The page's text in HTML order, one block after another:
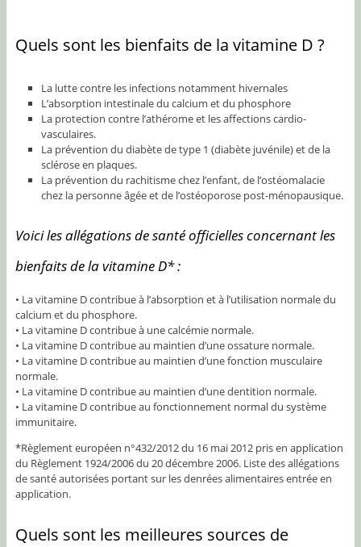
Quels sont les bienfaits de la vitamine D ?
La lutte contre les infections notamment hivernales
L’absorption intestinale du calcium et du phosphore
La protection contre l’athérome et les affections cardio-
vasculaires.
La prévention du diabète de type 1 (diabète juvénile) et de la
sclérose en plaques.
La prévention du rachitisme chez l’enfant, de l’ostéomalacie
chez la personne âgée et de l’ostéoporose post-ménopausique.
Voici les allégations de santé officielles concernant les
bienfaits de la vitamine D* :
• La vitamine D contribue à l’absorption et à l’utilisation normale du
calcium et du phosphore.
• La vitamine D contribue à une calcémie normale.
• La vitamine D contribue au maintien d’une ossature normale.
• La vitamine D contribue au maintien d’une fonction musculaire
normale.
• La vitamine D contribue au maintien d’une dentition normale.
• La vitamine D contribue au fonctionnement normal du système
immunitaire.
*Règlement européen n°432/2012 du 16 mai 2012 pris en application
du Règlement 1924/2006 du 20 décembre 2006. Liste des allégations
de santé autorisées portant sur les denrées alimentaires entrée en
application.
Quels sont les meilleures sources de